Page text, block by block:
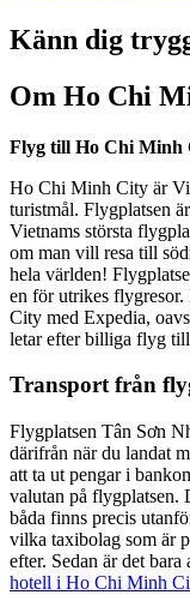
Känn dig
Om Ho Chi
Flyg till Ho Chi Minh
Ho Chi Minh City är
turistmål. Flygplatsen
Vietnams största
om man vill resa till
hela världen!
en för utrikes
City med Expedia,
letar efter billiga flyg
Transport från
Flygplatsen Tân Sơn
därifrån när du landat
att ta ut pengar i
valutan på flygplatsen.
båda finns precis
vilka taxibolag som är
efter. Sedan är det
hotell i Ho Chi Minh